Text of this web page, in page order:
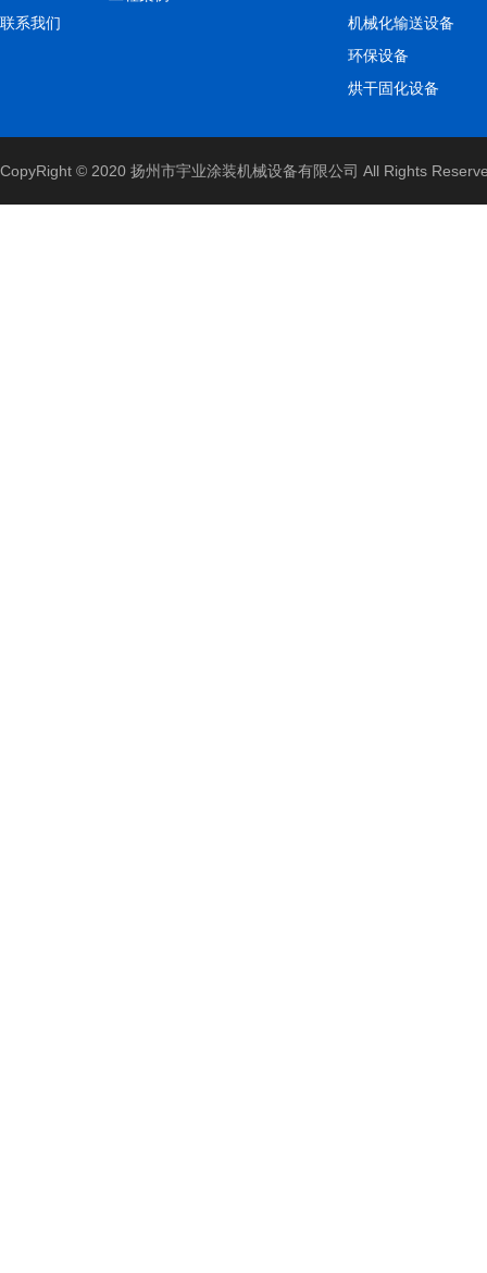
联系我们
机械化输送设备
环保设备
烘干固化设备
CopyRight © 2020 扬州市宇业涂装机械设备有限公司 All Rights